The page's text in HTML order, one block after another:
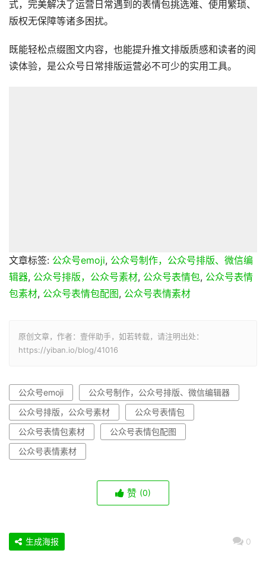
式，完美解决了运营日常遇到的表情包挑选难、使用繁琐、
版权无保障等诸多困扰。
既能轻松点缀图文内容，也能提升推文排版质感和读者的阅
读体验，是公众号日常排版运营必不可少的实用工具。
文章标签: 公众号emoji, 公众号制作，公众号排版、微信编
辑器, 公众号排版，公众号素材, 公众号表情包, 公众号表情
包素材, 公众号表情包配图, 公众号表情素材
原创文章，作者：壹伴助手，如若转载，请注明出处：
https://yiban.io/blog/41016
公众号emoji
公众号制作，公众号排版、微信编辑器
公众号排版，公众号素材
公众号表情包
公众号表情包素材
公众号表情包配图
公众号表情素材
赞 (0)
0
生成海报